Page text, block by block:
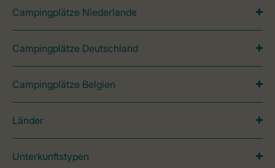
Campingplätze Niederlande
Campingplätze Deutschland
Campingplätze Belgien
Länder
Unterkunftstypen